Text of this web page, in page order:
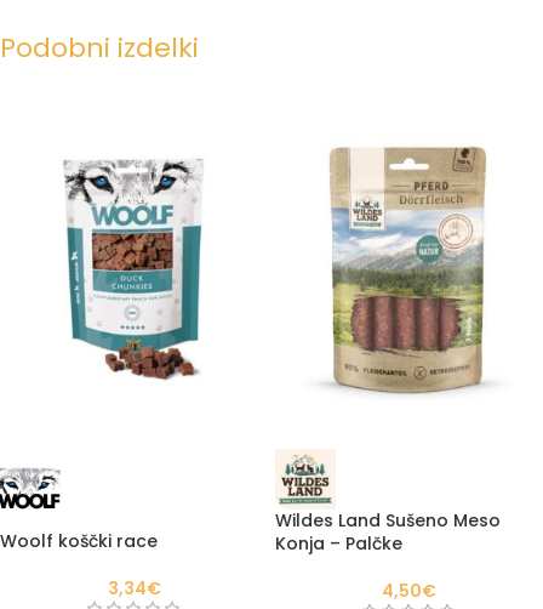
Podobni izdelki
Woolf koščki race
3,34€
Wildes Land Sušeno Meso
Konja – Palčke
4,50€